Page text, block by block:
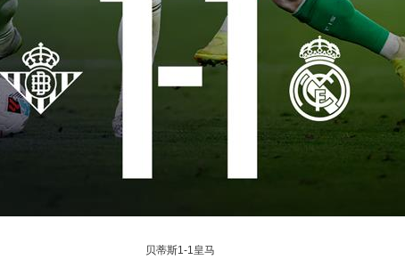
贝蒂斯1-1皇马